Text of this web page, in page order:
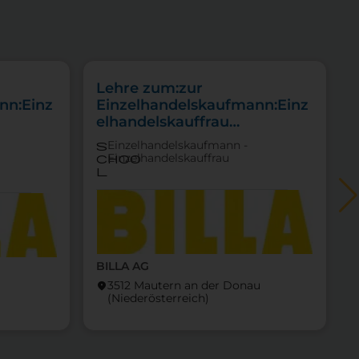
BILLA AG
location_on3512 Mautern an der Donau
(Nieder­österreich)
Lehre zum:zur
Einzelhandelskaufmann:Einz
elhandelskauffrau
Schwerpunkt Lebensmittel
s
choo
l
Einzelhandelskaufmann -
Einzelhandelskauffrau